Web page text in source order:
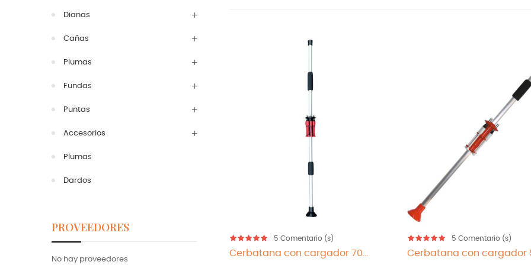
Dianas
Cañas
Plumas
Fundas
Puntas
Accesorios
Plumas
Dardos
PROVEEDORES
No hay proveedores
5 Comentario (s)
Cerbatana con cargador 70...
5 Comentario (s)
Cerbatana con cargador